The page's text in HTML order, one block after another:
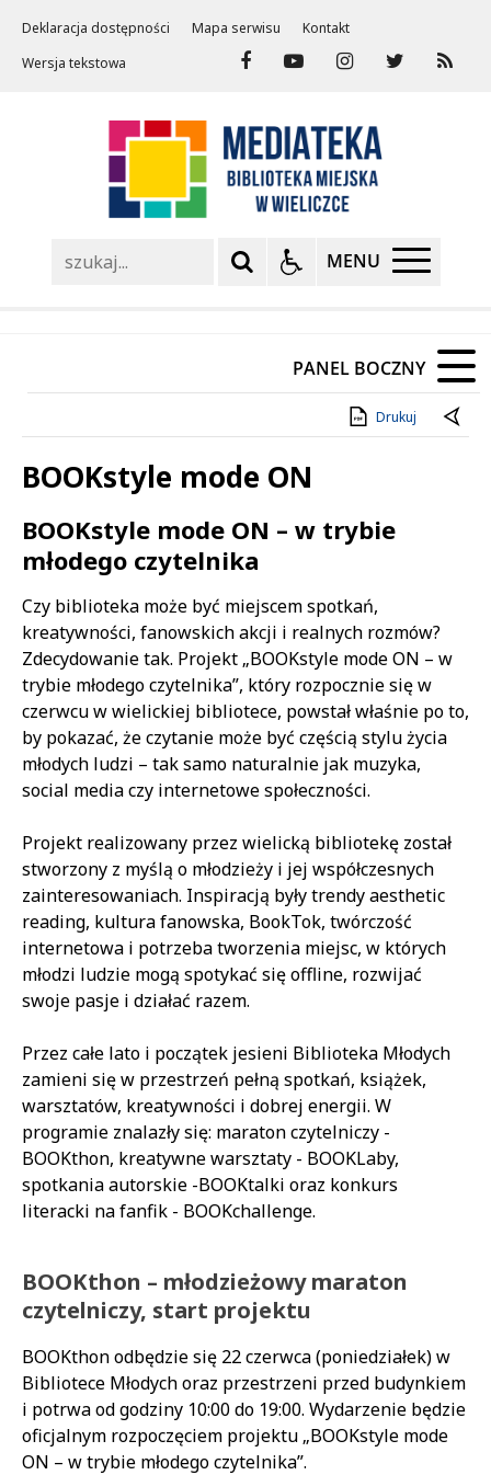
Deklaracja dostępności Mapa serwisu
Kontakt
Wersja tekstowa
MENU
PANEL BOCZNY
Drukuj
BOOKstyle mode ON
Treść
BOOKstyle mode ON – w trybie
młodego czytelnika
Czy biblioteka może być miejscem spotkań,
kreatywności, fanowskich akcji i realnych rozmów?
Zdecydowanie tak. Projekt „BOOKstyle mode ON – w
trybie młodego czytelnika”, który rozpocznie się w
czerwcu w wielickiej bibliotece, powstał właśnie po to,
by pokazać, że czytanie może być częścią stylu życia
młodych ludzi – tak samo naturalnie jak muzyka,
social media czy internetowe społeczności.
Projekt realizowany przez wielicką bibliotekę został
stworzony z myślą o młodzieży i jej współczesnych
zainteresowaniach. Inspiracją były trendy aesthetic
reading, kultura fanowska, BookTok, twórczość
internetowa i potrzeba tworzenia miejsc, w których
młodzi ludzie mogą spotykać się offline, rozwijać
swoje pasje i działać razem.
Przez całe lato i początek jesieni Biblioteka Młodych
zamieni się w przestrzeń pełną spotkań, książek,
warsztatów, kreatywności i dobrej energii. W
programie znalazły się: maraton czytelniczy -
BOOKthon, kreatywne warsztaty - BOOKLaby,
spotkania autorskie -BOOKtalki oraz konkurs
literacki na fanfik - BOOKchallenge.
BOOKthon – młodzieżowy maraton
czytelniczy, start projektu
BOOKthon odbędzie się 22 czerwca (poniedziałek) w
Bibliotece Młodych oraz przestrzeni przed budynkiem
i potrwa od godziny 10:00 do 19:00. Wydarzenie będzie
oficjalnym rozpoczęciem projektu „BOOKstyle mode
ON – w trybie młodego czytelnika”.